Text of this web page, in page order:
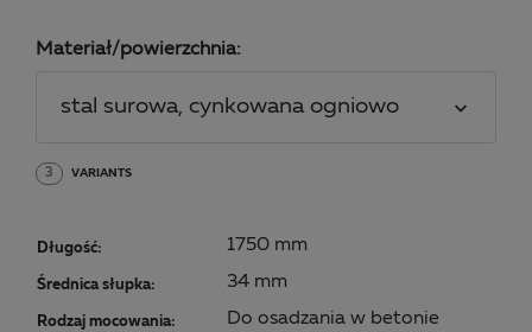
Materiał/powierzchnia:
stal surowa, cynkowana ogniowo
3 VARIANTS
Długość: 1750 mm
Średnica słupka: 34 mm
Rodzaj mocowania: Do osadzania w betonie